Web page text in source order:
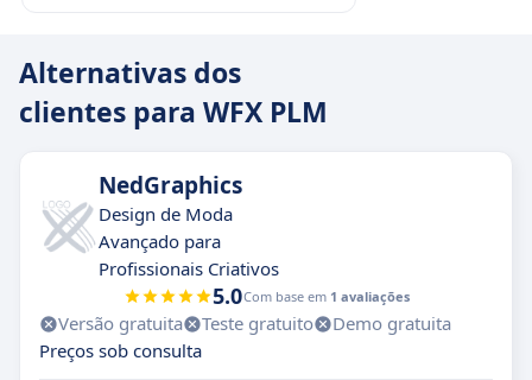
Alternativas dos
clientes para WFX PLM
NedGraphics
Design de Moda
Avançado para
Profissionais Criativos
5.0Com base em 1 avaliações
Versão gratuita Teste gratuito
Demo gratuita
Preços sob consulta